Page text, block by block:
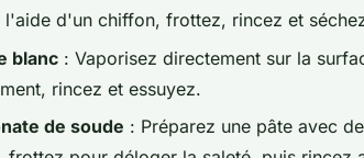
l'aide d'un chiffon, frottez, rincez et
blanc : Vaporisez directement sur la
rincez et essuyez.
de soude : Préparez une pâte avec